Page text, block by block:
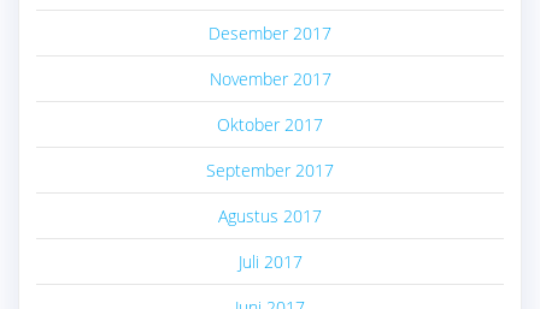
Desember 2017
November 2017
Oktober 2017
September 2017
Agustus 2017
Juli 2017